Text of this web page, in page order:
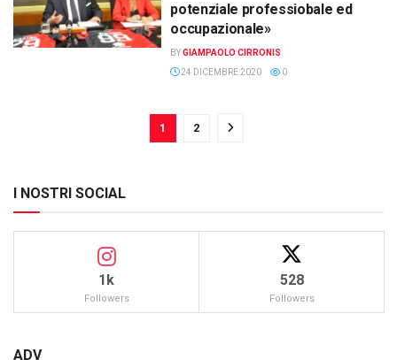
potenziale professiobale ed
occupazionale»
BYGIAMPAOLO CIRRONIS
24 DICEMBRE 2020
0
1 2
I NOSTRI SOCIAL
1k
Followers
528
Followers
ADV